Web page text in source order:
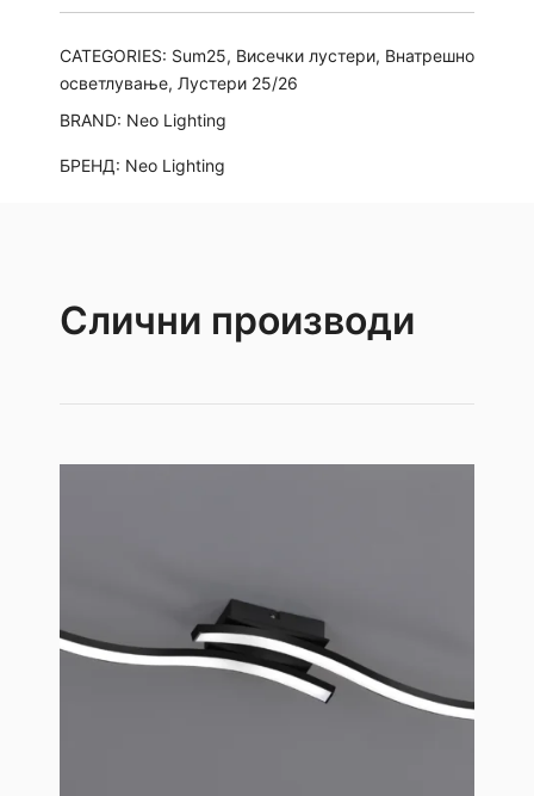
CATEGORIES: Sum25, Висечки лустери, Внатрешно
осветлување, Лустери 25/26
BRAND: Neo Lighting
БРЕНД: Neo Lighting
Слични производи